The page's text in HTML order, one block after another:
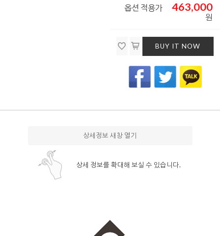
옵션 적용가 463,000
원
BUY IT NOW
상세정보 새창 열기
상세 정보를 확대해 보실 수 있습니다.